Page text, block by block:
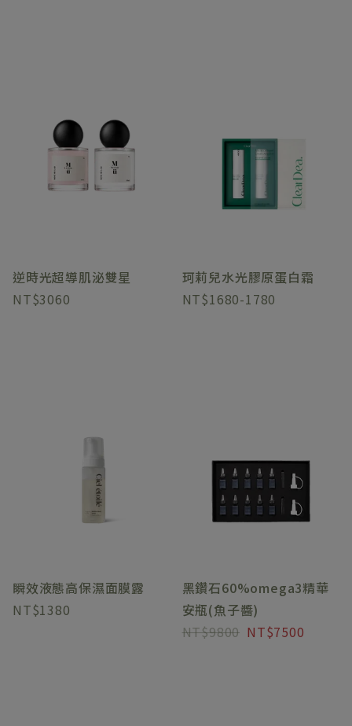
逆時光超導肌泌雙星
3060
珂莉兒水光膠原蛋白霜
1680-1780
瞬效液態高保濕面膜露
1380
黑鑽石60%omega3精華
安瓶(魚子醬)
9800
7500